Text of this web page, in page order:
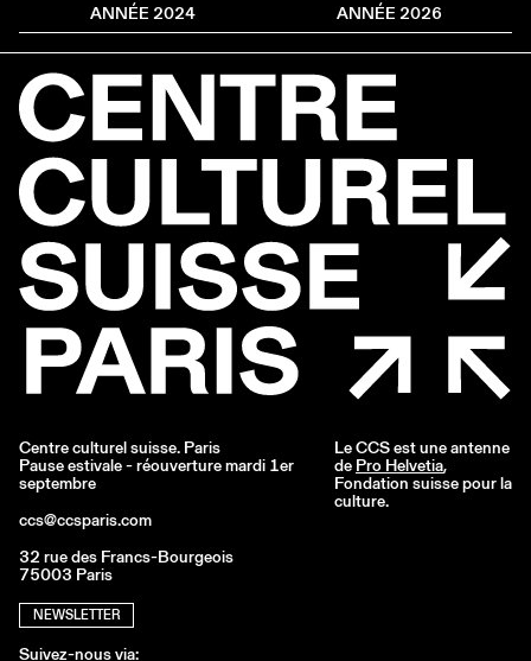
ANNÉE 2024
ANNÉE 2026
Centre culturel suisse. Paris
Pause estivale - réouverture mardi 1er
septembre
ccs@ccsparis.com
32 rue des Francs-Bourgeois
75003 Paris
NEWSLETTER
Suivez-nous via:
Le CCS est une antenne
de Pro Helvetia,
Fondation suisse pour la
culture.